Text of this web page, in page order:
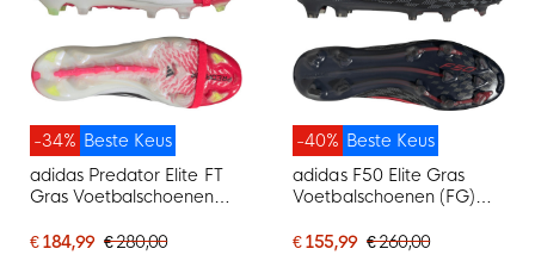
Beste Keus
-34%
adidas Predator Elite FT
Gras Voetbalschoenen
€ 184,99 € 280,00
Beste Keus
-40%
adidas F50 Elite Gras
Voetbalschoenen (FG)
€ 155,99 € 260,00